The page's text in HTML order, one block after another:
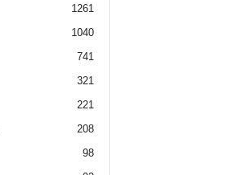
1261
1040
741
321
221
208
98